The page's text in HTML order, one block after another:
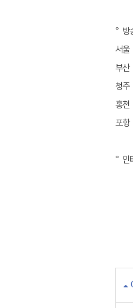
° 방
서울
부산
청주
홍천
포항
° 인